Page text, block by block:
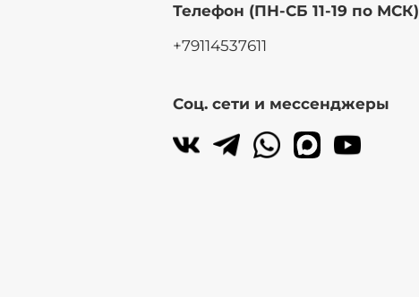
Телефон (ПН-СБ 11-19 по МСК)
+79114537611
Соц. сети и мессенджеры